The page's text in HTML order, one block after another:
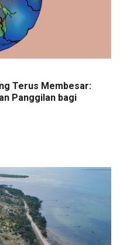
Terus Membesar:
Panggilan bagi